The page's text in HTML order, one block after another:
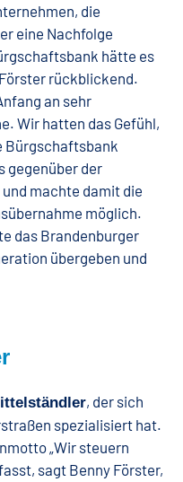
die
eine Nachfolge
hätte es
rückblickend.
an sehr
Wir hatten das Gefühl,
Bürgschaftsbank
gegenüber der
machte damit die
möglich.
das Brandenburger
übergeben und
, der sich
spezialisiert hat.
„Wir steuern
sagt Benny Förster,